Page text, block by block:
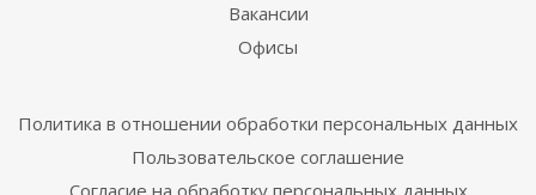
Вакансии
Офисы
Политика в отношении обработки персональных данных
Пользовательское соглашение
Согласие на обработку персональных данных